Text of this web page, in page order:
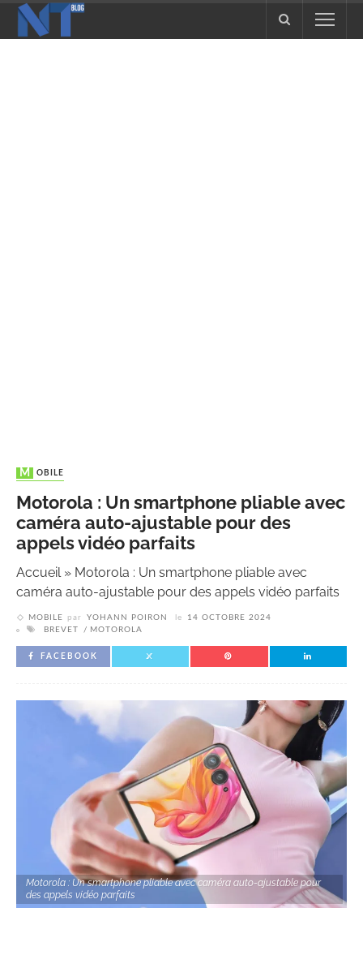
MOBILE
Motorola : Un smartphone pliable avec
caméra auto-ajustable pour des
appels vidéo parfaits
Accueil» Motorola : Un smartphone pliable avec
caméra auto-ajustable pour des appels vidéo parfaits
MOBILE par YOHANN POIRON le
14 OCTOBRE 2024
BREVET
MOTOROLA
FACEBOOK
Motorola : Un smartphone pliable avec caméra auto-ajustable pour
des appels vidéo parfaits